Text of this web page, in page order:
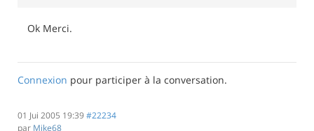
Ok Merci.
Connexion pour participer à la conversation.
01 Jui 2005 19:39#22234
par Mike68